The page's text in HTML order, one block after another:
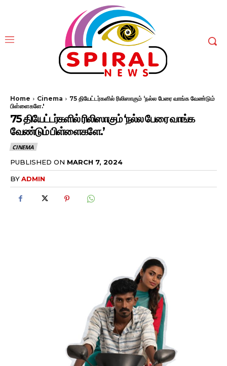
Home Cinema
75 தியேட்டர்களில் ரிலிஸாகும் ‘நல்ல பேரை வாங்க வேண்டும்
பிள்ளைகளே.'
75 தியேட்டர்களில் ரிலிஸாகும் ‘நல்ல பேரை வாங்க
வேண்டும் பிள்ளைகளே.’
CINEMA
PUBLISHED ON MARCH 7, 2024
BYADMIN